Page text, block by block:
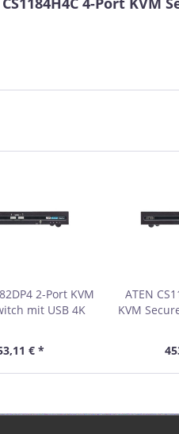
2-Port KVM
mit USB 4K
€ *
ATEN
KVM